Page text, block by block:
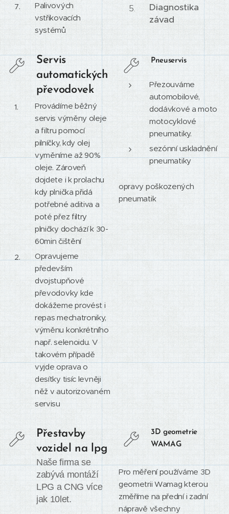
Palivových
vstřikovacích
systémů
Diagnostika
závad
Servis
automatických
převodovek
Provádíme běžný
servis výměny oleje
a filtru pomocí
pilníčky, kdy olej
vyměníme až 90%
oleje. Zároveň
dojdete i k prolachu
kdy plnička přidá
potřebné aditiva a
poté přez filtry
plničky dochází k 30-
60min čištění
Opravujeme
především
dvojstupňové
převodovky kde
dokážeme provést i
repas mechatroniky,
výměnu konkrétního
např. selenoidu. V
takovém případě
vyjde oprava o
desítky tisíc levněji
něž v autorizovaném
servisu
Pneuservis
Přezouváme
automobilové,
dodávkové a moto
motocyklové
pneumatiky.
sezónní uskladnění
pneumatiky
opravy poškozených
pneumatik
Přestavby
vozidel na lpg
Naše firma se
zabývá montáží
LPG a CNG více
jak 10let.
3D geometrie
WAMAG
Pro měření používáme 3D
geometrii Wamag kterou
změříme na přední i zadní
nápravě všechny